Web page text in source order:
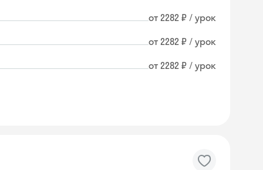
от 2282 ₽ / урок
от 2282 ₽ / урок
от 2282 ₽ / урок